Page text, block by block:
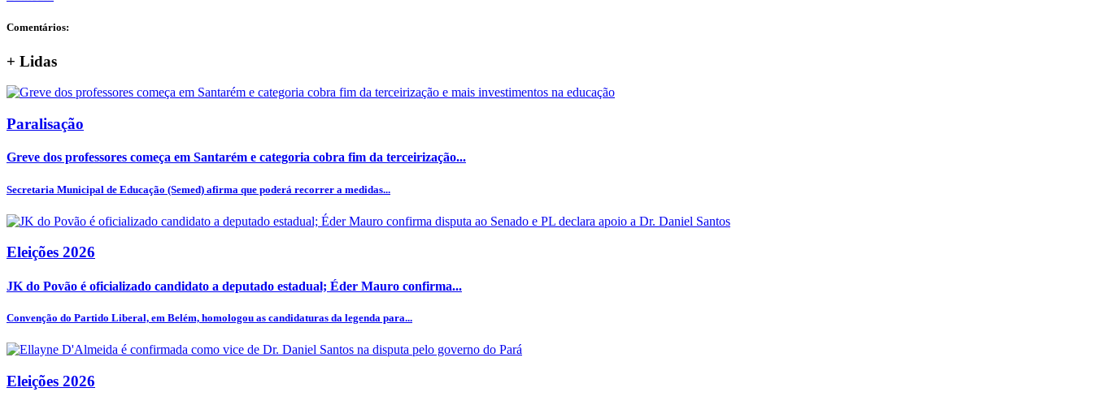
Comentários:
+ Lidas
Paralisação
Greve dos professores começa em Santarém e categoria cobra fim da terceirização...
Secretaria Municipal de Educação (Semed) afirma que poderá recorrer a medidas...
Eleições 2026
JK do Povão é oficializado candidato a deputado estadual; Éder Mauro confirma...
Convenção do Partido Liberal, em Belém, homologou as candidaturas da legenda para...
Eleições 2026